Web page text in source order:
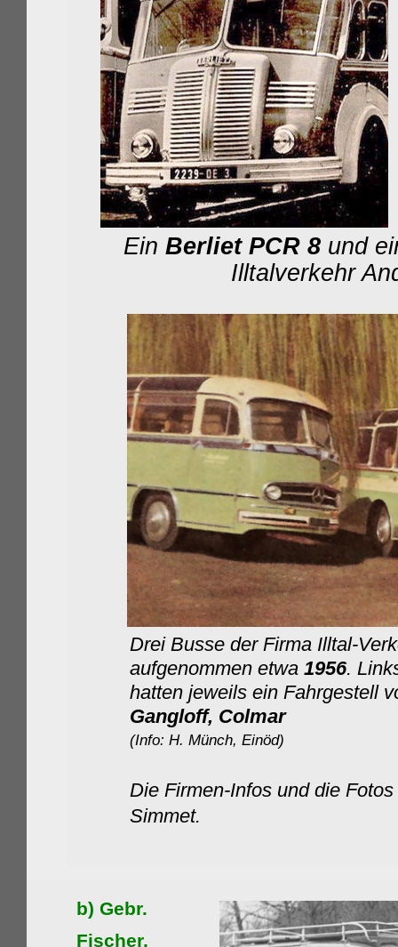
Ein Berliet PCR 8 und
Illtalverkehr
Drei Busse der Firma Illtal-
aufgenommen etwa 1956.
hatten jeweils ein Fahrgestell
Gangloff, Colmar
(Info: H. Münch, Einöd)
Die Firmen-Infos und die
Simmet.
b) Gebr.
Fischer,